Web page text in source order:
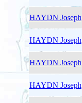
HAYDN Joseph
HAYDN Joseph
HAYDN Joseph
HAYDN Joseph